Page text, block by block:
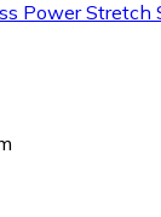
Power Stretch